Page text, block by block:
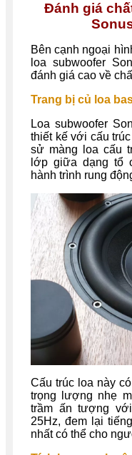
Đánh giá
Bên cạnh ngoại
loa subwoofer
đánh giá cao về
Trang bị củ loa
Loa subwoofer
thiết kế với cấu
sử màng loa cấu
lớp giữa dạng tổ
hành trình rung
Cấu trúc loa này
trọng lượng nhẹ
trầm ấn tượng
25Hz, đem lại
nhất có thể cho